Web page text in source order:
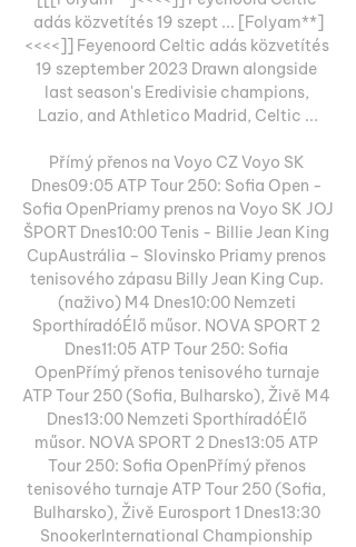
adás közvetítés 19 szept ... [Folyam**]
<<<<]] Feyenoord Celtic adás közvetítés
19 szeptember 2023 Drawn alongside
last season's Eredivisie champions,
Lazio, and Athletico Madrid, Celtic ...
Přímý přenos na Voyo CZ Voyo SK
Dnes09:05 ATP Tour 250: Sofia Open -
Sofia OpenPriamy prenos na Voyo SK JOJ
ŠPORT Dnes10:00 Tenis - Billie Jean King
CupAustrália – Slovinsko Priamy prenos
tenisového zápasu Billy Jean King Cup.
(naživo) M4 Dnes10:00 Nemzeti
SporthíradóÉlő műsor. NOVA SPORT 2
Dnes11:05 ATP Tour 250: Sofia
OpenPřímý přenos tenisového turnaje
ATP Tour 250 (Sofia, Bulharsko), Živě M4
Dnes13:00 Nemzeti SporthíradóÉlő
műsor. NOVA SPORT 2 Dnes13:05 ATP
Tour 250: Sofia OpenPřímý přenos
tenisového turnaje ATP Tour 250 (Sofia,
Bulharsko), Živě Eurosport 1 Dnes13:30
SnookerInternational Championship